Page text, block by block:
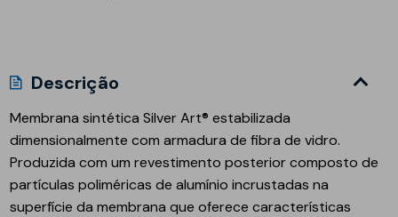
Descrição
Membrana sintéticaSilver Art® estabilizada
dimensionalmente com armadura de fibra de vidro.
Produzida com um revestimento posterior composto de
partículas poliméricas de alumínio incrustadas na
superfície da membrana que oferece características